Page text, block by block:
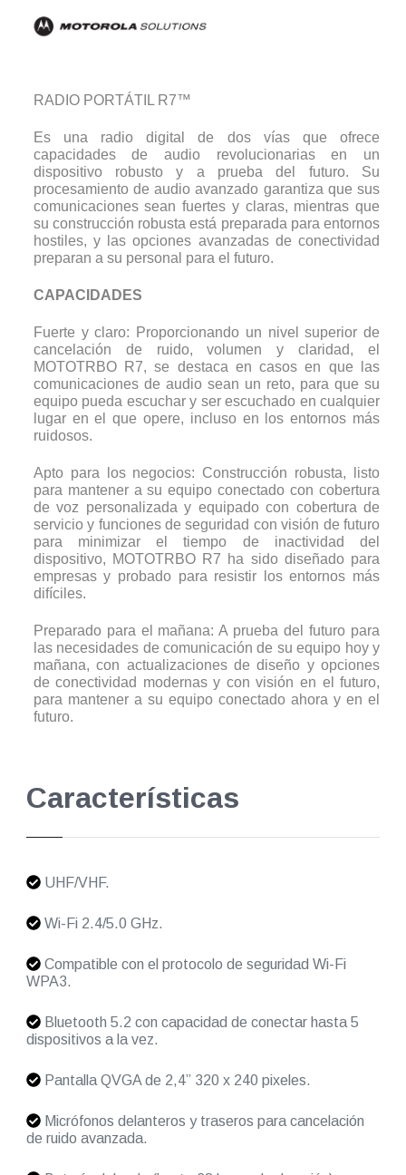
RADIO PORTÁTIL R7™
Es una radio digital de dos vías que ofrece
capacidades de audio revolucionarias en un
dispositivo robusto y a prueba del futuro. Su
procesamiento de audio avanzado garantiza que sus
comunicaciones sean fuertes y claras, mientras que
su construcción robusta está preparada para entornos
hostiles, y las opciones avanzadas de conectividad
preparan a su personal para el futuro.
CAPACIDADES
Fuerte y claro: Proporcionando un nivel superior de
cancelación de ruido, volumen y claridad, el
MOTOTRBO R7, se destaca en casos en que las
comunicaciones de audio sean un reto, para que su
equipo pueda escuchar y ser escuchado en cualquier
lugar en el que opere, incluso en los entornos más
ruidosos.
Apto para los negocios: Construcción robusta, listo
para mantener a su equipo conectado con cobertura
de voz personalizada y equipado con cobertura de
servicio y funciones de seguridad con visión de futuro
para minimizar el tiempo de inactividad del
dispositivo, MOTOTRBO R7 ha sido diseñado para
empresas y probado para resistir los entornos más
difíciles.
Preparado para el mañana: A prueba del futuro para
las necesidades de comunicación de su equipo hoy y
mañana, con actualizaciones de diseño y opciones
de conectividad modernas y con visión en el futuro,
para mantener a su equipo conectado ahora y en el
futuro.
Características
UHF/VHF.
Wi-Fi 2.4/5.0 GHz.
Compatible con el protocolo de seguridad Wi-Fi
WPA3.
Bluetooth 5.2 con capacidad de conectar hasta 5
dispositivos a la vez.
Pantalla QVGA de 2,4” 320 x 240 pixeles.
Micrófonos delanteros y traseros para cancelación
de ruido avanzada.